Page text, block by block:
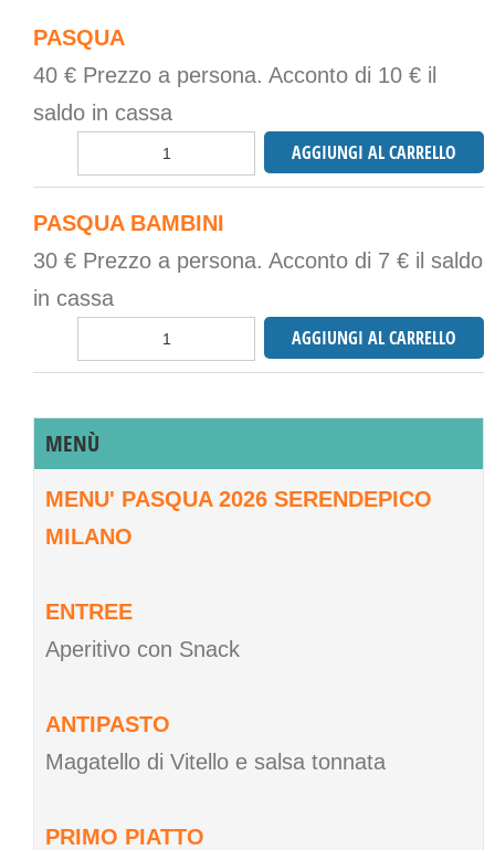
PASQUA
40 € Prezzo a persona. Acconto di 10 € il
saldo in cassa
PASQUA BAMBINI
30 € Prezzo a persona. Acconto di 7 € il saldo
in cassa
MENÙ
MENU' PASQUA 2026 SERENDEPICO
MILANO
ENTREE
Aperitivo con Snack
ANTIPASTO
Magatello di Vitello e salsa tonnata
PRIMO PIATTO